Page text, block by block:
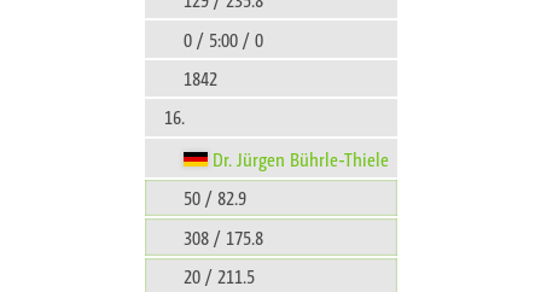
0 / 5:00 / 0
1842
16.
Dr. Jürgen Bührle-Thiele
50 / 82.9
308 / 175.8
20 / 211.5